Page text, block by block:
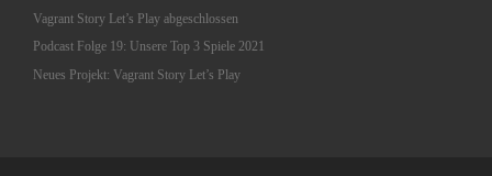
Vagrant Story Let’s Play abgeschlossen
Podcast Folge 19: Unsere Top 3 Spiele 2021
Neues Projekt: Vagrant Story Let’s Play